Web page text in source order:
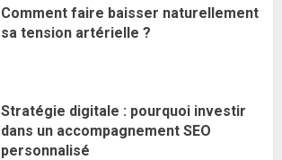
Comment faire baisser naturellement
sa tension artérielle ?
Stratégie digitale : pourquoi investir
dans un accompagnement SEO
personnalisé